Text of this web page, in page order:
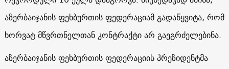
აზერბაიჯანის ფეხბურთის ფედერაციამ გადაწყვიტა, რომ
ხორვატ მწვრთნელთან კონტრაქტი არ გაეგრძელებინა.
აზერბაიჯანის ფეხბურთის ფედერაციის პრეზიდენტმა